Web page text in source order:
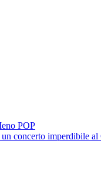
POP
concerto imperdibile al